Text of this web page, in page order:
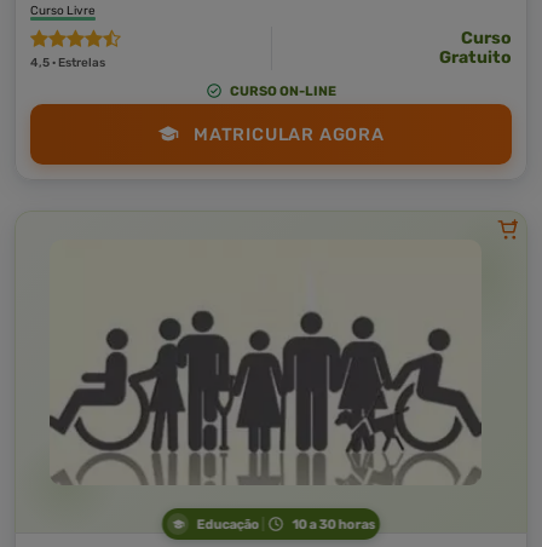
Curso Livre
4,5 · Estrelas
Curso
Gratuito
CURSO ON-LINE
MATRICULAR AGORA
Educação 10 a 30 horas